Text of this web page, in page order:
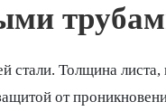
Толщина листа,
от